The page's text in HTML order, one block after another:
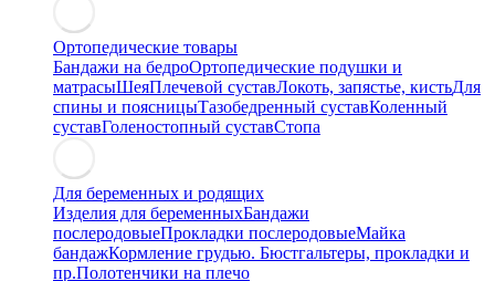
Ортопедические товары
Бандажи на бедроОртопедические подушки и
матрасыШеяПлечевой суставЛокоть, запястье, кистьДля
спины и поясницыТазобедренный суставКоленный
суставГоленостопный суставСтопа
Для беременных и родящих
Изделия для беременныхБандажи
послеродовыеПрокладки послеродовыеМайка
бандажКормление грудью. Бюстгальтеры, прокладки и
пр.Полотенчики на плечо